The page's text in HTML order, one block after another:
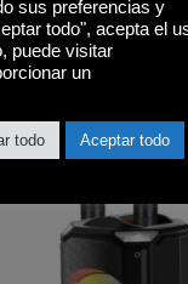
sus preferencias y
todo", acepta el
puede visitar
un
todo Aceptar todo